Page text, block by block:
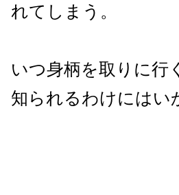
れてしまう。
いつ身柄を取りに行
知られるわけにはい